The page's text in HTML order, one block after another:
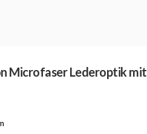
Microfaser Lederoptik mit